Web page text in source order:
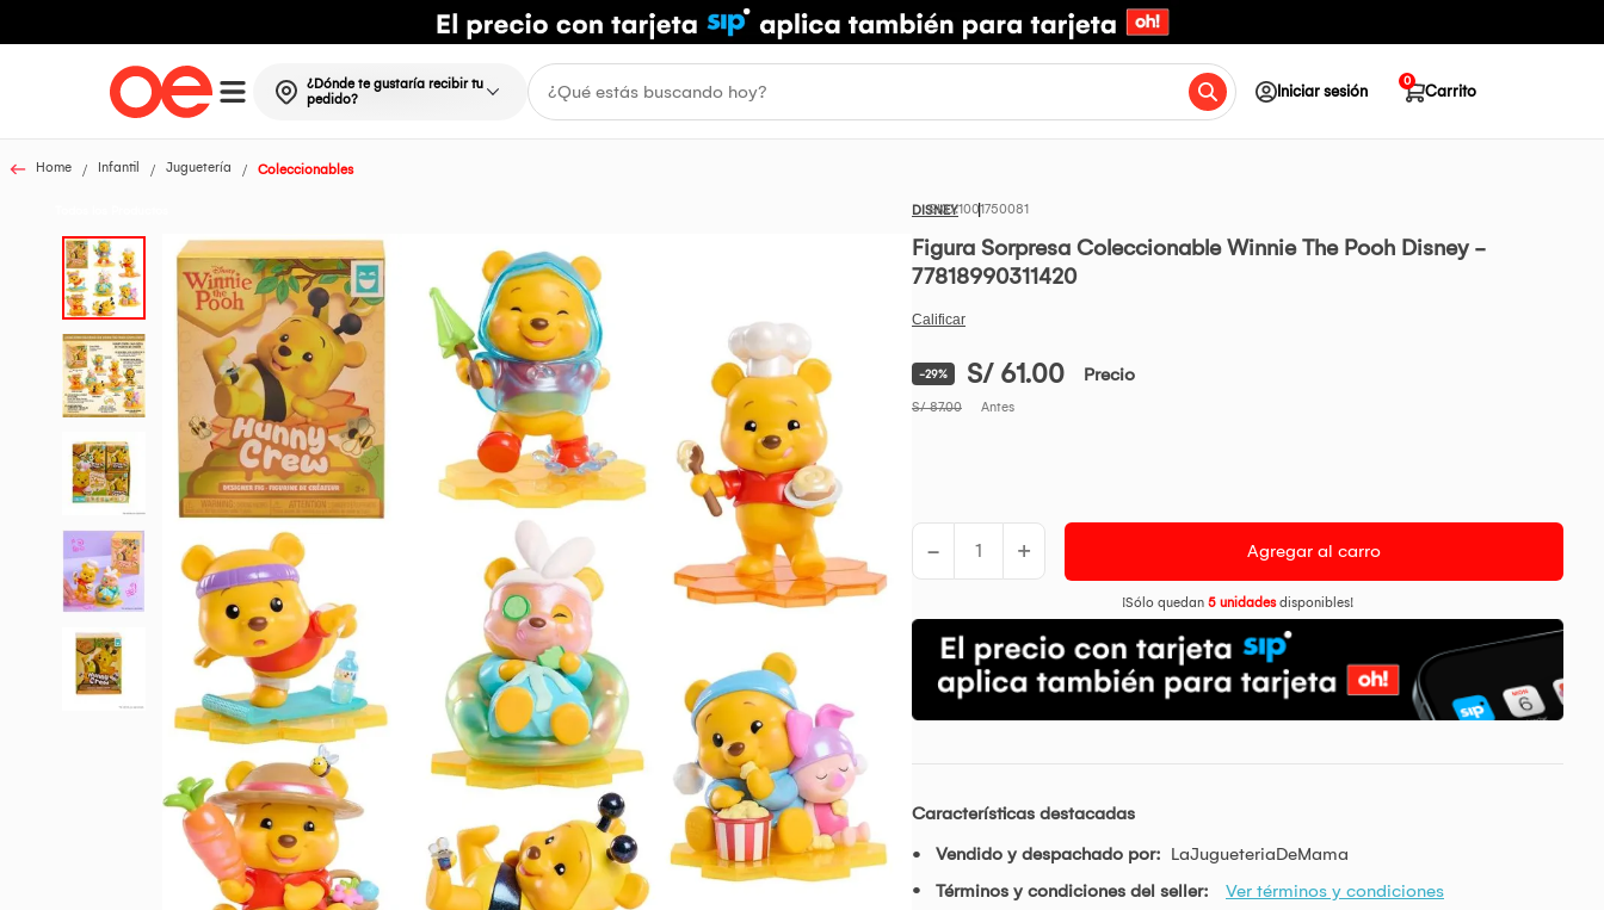
¿Dónde te gustaría recibir tu
pedido?
Iniciar sesión Carrito
0
Home Infantil Juguetería Coleccionables
DISNEY1001750081
Figura Sorpresa Coleccionable Winnie The Pooh Disney -
77818990311420
-29% S/ 61.00 Precio
S/ 87.00 Antes
- + Agregar al carro
¡Sólo quedan 5 unidadesdisponibles!
Características destacadas
Vendido y despachado por: LaJugueteriaDeMama
Términos y condiciones del seller:
Ver términos y condiciones